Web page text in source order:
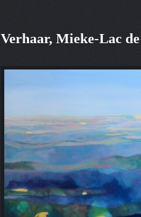
Verhaar, Mieke-Lac